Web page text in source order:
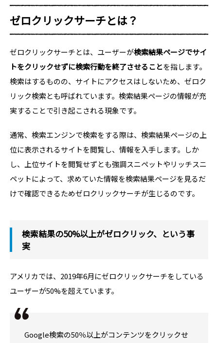
ゼロクリックサーチとは？
ゼロクリックサーチとは、ユーザーが検索結果ページでサイ
トをクリックせずに検索行動を終了させることを指します。
検索はするものの、サイトにアクセスはしないため、ゼロク
リック検索とも呼ばれています。検索結果ページの情報が充
実することで引き起こされる現象です。
通常、検索エンジンで検索をする際は、検索結果ページの上
位に表示されるサイトを閲覧し、情報を入手します。しか
し、上位サイトを閲覧せずとも強調スニペットやリッチスニ
ペットによって、求めていた情報を検索結果ページを見るだ
けで確認できるためゼロクリックサーチが生じるのです。
検索結果の50%以上がゼロクリック、という事
実
アメリカでは、2019年6月にゼロクリックサーチをしている
ユーザーが50%を超えています。
Google検索の50％以上がコンテンツをクリックせ